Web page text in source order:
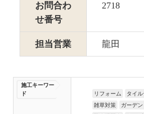
お問合わ
せ番号
2718
担当営業 龍田
施工キーワー
ド
リフォーム
タイ
雑草対策
ガーデン